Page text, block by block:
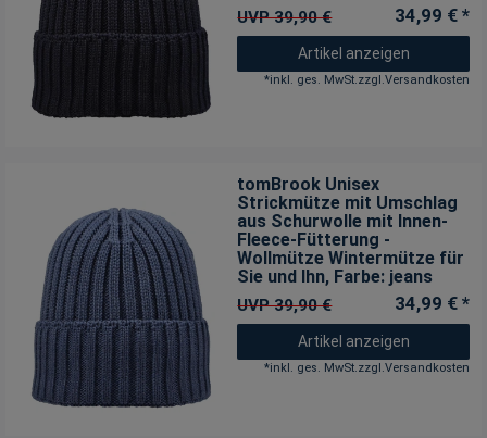
UVP 39,90 € 34,99 € *
Artikel anzeigen
*inkl. ges. MwSt.zzgl.Versandkosten
tomBrook Unisex
Strickmütze mit Umschlag
aus Schurwolle mit Innen-
Fleece-Fütterung -
Wollmütze Wintermütze für
Sie und Ihn, Farbe: jeans
UVP 39,90 € 34,99 € *
Artikel anzeigen
*inkl. ges. MwSt.zzgl.Versandkosten